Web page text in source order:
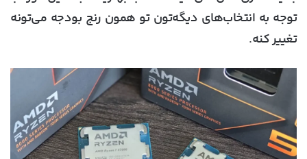
توجه به انتخاب‌های دیگه‌تون تو همون رنج بودجه می‌تونه
تغییر کنه.